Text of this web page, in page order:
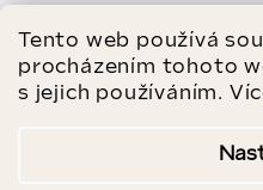
Tento web používá
procházením tohoto
s jejich používáním.